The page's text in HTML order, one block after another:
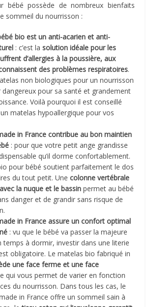
bébé possède de nombreux bienfaits
sommeil du nourrisson :
bio est un anti-acarien et anti-
: c’est lasolution idéale pour les
d’allergies à la poussière, aux
des problèmes respiratoires.
non biologiques pour un nourrisson
dangereux pour sa santé et grandement
Voilà pourquoi il est conseillé
matelas hypoallergique pour vos
in France contribue au bon maintien
: pour que votre petit ange grandisse
qu’il dorme confortablement.
pour bébé soutient parfaitement le dos
du tout petit. Unecolonne vertébrale
la nuque et le bassin permet au bébé
danger et de grandir sans risque de
in France assure un confort optimal
: vu que le bébé va passer la majeure
temps à dormir, investir dans une literie
obligatoire. Le matelas bio fabriqué in
une face ferme et une face
qui vous permet de varier en fonction
du nourrisson. Dans tous les cas, le
in France offre un sommeil sain à